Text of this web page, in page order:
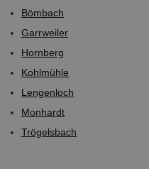
Bömbach
Garrweiler
Hornberg
Kohlmühle
Lengenloch
Monhardt
Trögelsbach